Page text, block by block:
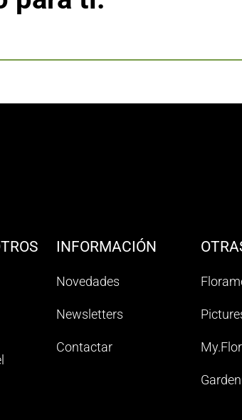
INFORMACIÓN
Novedades
Newsletters
Contactar